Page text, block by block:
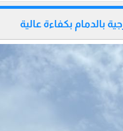
بالدمام بكفاءة عالية